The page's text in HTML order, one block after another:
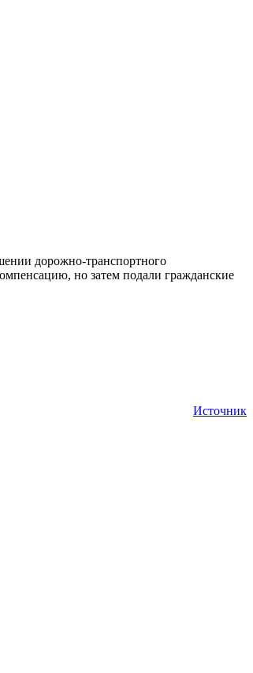
дорожно-транспортного
но затем подали гражданские
Источник